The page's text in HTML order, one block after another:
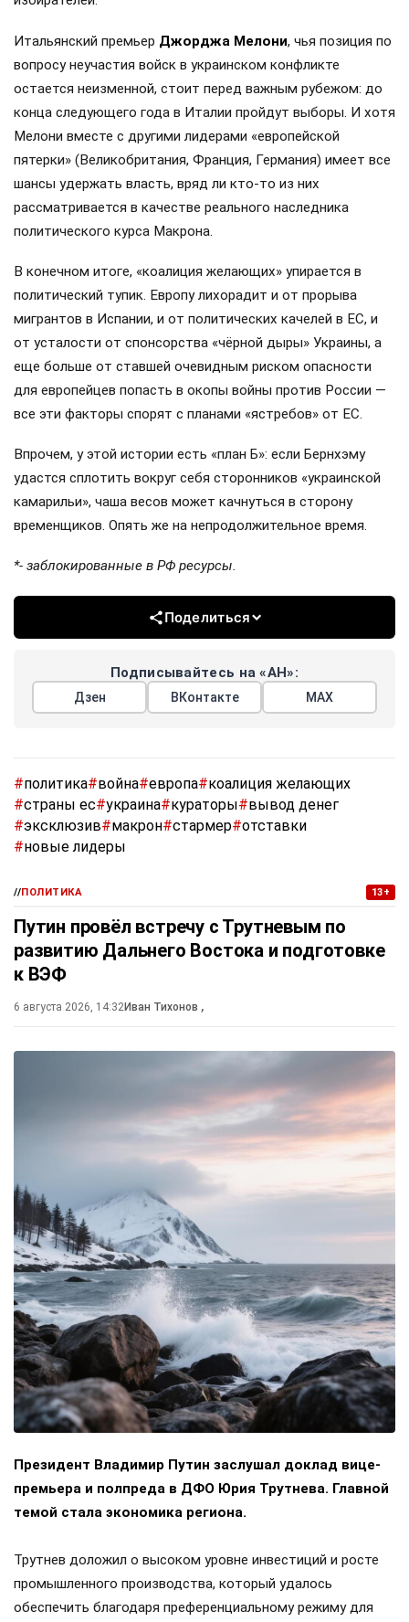
Итальянский премьер Джорджа Мелони, чья позиция по
вопросу неучастия войск в украинском конфликте
остается неизменной, стоит перед важным рубежом: до
конца следующего года в Италии пройдут выборы. И хотя
Мелони вместе с другими лидерами «европейской
пятерки» (Великобритания, Франция, Германия) имеет все
шансы удержать власть, вряд ли кто-то из них
рассматривается в качестве реального наследника
политического курса Макрона.
В конечном итоге, «коалиция желающих» упирается в
политический тупик. Европу лихорадит и от прорыва
мигрантов в Испании, и от политических качелей в ЕС, и
от усталости от спонсорства «чёрной дыры» Украины, а
еще больше от ставшей очевидным риском опасности
для европейцев попасть в окопы войны против России —
все эти факторы спорят с планами «ястребов» от ЕС.
Впрочем, у этой истории есть «план Б»: если Бернхэму
удастся сплотить вокруг себя сторонников «украинской
камарильи», чаша весов может качнуться в сторону
временщиков. Опять же на непродолжительное время.
*- заблокированные в РФ ресурсы.
Поделиться
Подписывайтесь на «АН»:
Дзен ВКонтакте МАХ
#политика#война#европа#коалиция желающих
#страны ес#украина#кураторы#вывод денег
#эксклюзив#макрон#стармер#отставки
#новые лидеры
//ПОЛИТИКА 13+
Путин провёл встречу с Трутневым по
развитию Дальнего Востока и подготовке
к ВЭФ
6 августа 2026, 14:32Иван Тихонов ,
Президент Владимир Путин заслушал доклад вице-
премьера и полпреда в ДФО Юрия Трутнева. Главной
темой стала экономика региона.
Трутнев доложил о высоком уровне инвестиций и росте
промышленного производства, который удалось
обеспечить благодаря преференциальному режиму для